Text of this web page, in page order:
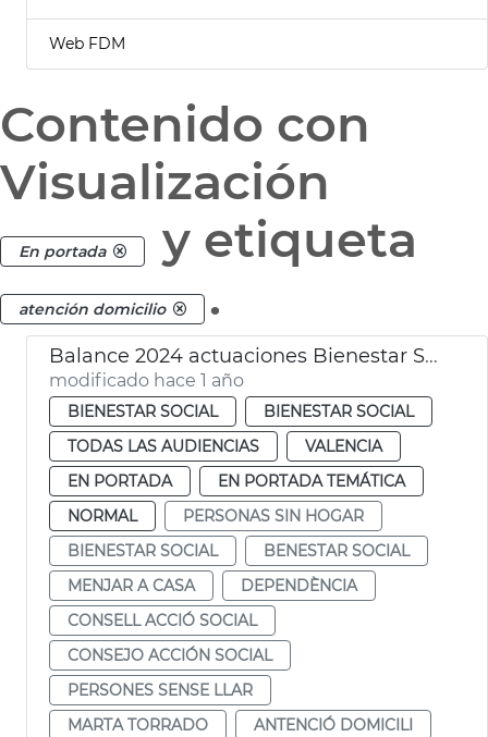
Web FDM
Contenido con
Visualización
En portada y etiqueta
atención domicilio .
Balance 2024 actuaciones Bienestar Social
modificado hace 1 año
BIENESTAR SOCIAL
BIENESTAR SOCIAL
TODAS LAS AUDIENCIAS
VALENCIA
EN PORTADA
EN PORTADA TEMÁTICA
NORMAL
PERSONAS SIN HOGAR
BIENESTAR SOCIAL
BENESTAR SOCIAL
MENJAR A CASA
DEPENDÈNCIA
CONSELL ACCIÓ SOCIAL
CONSEJO ACCIÓN SOCIAL
PERSONES SENSE LLAR
MARTA TORRADO
ANTENCIÓ DOMICILI